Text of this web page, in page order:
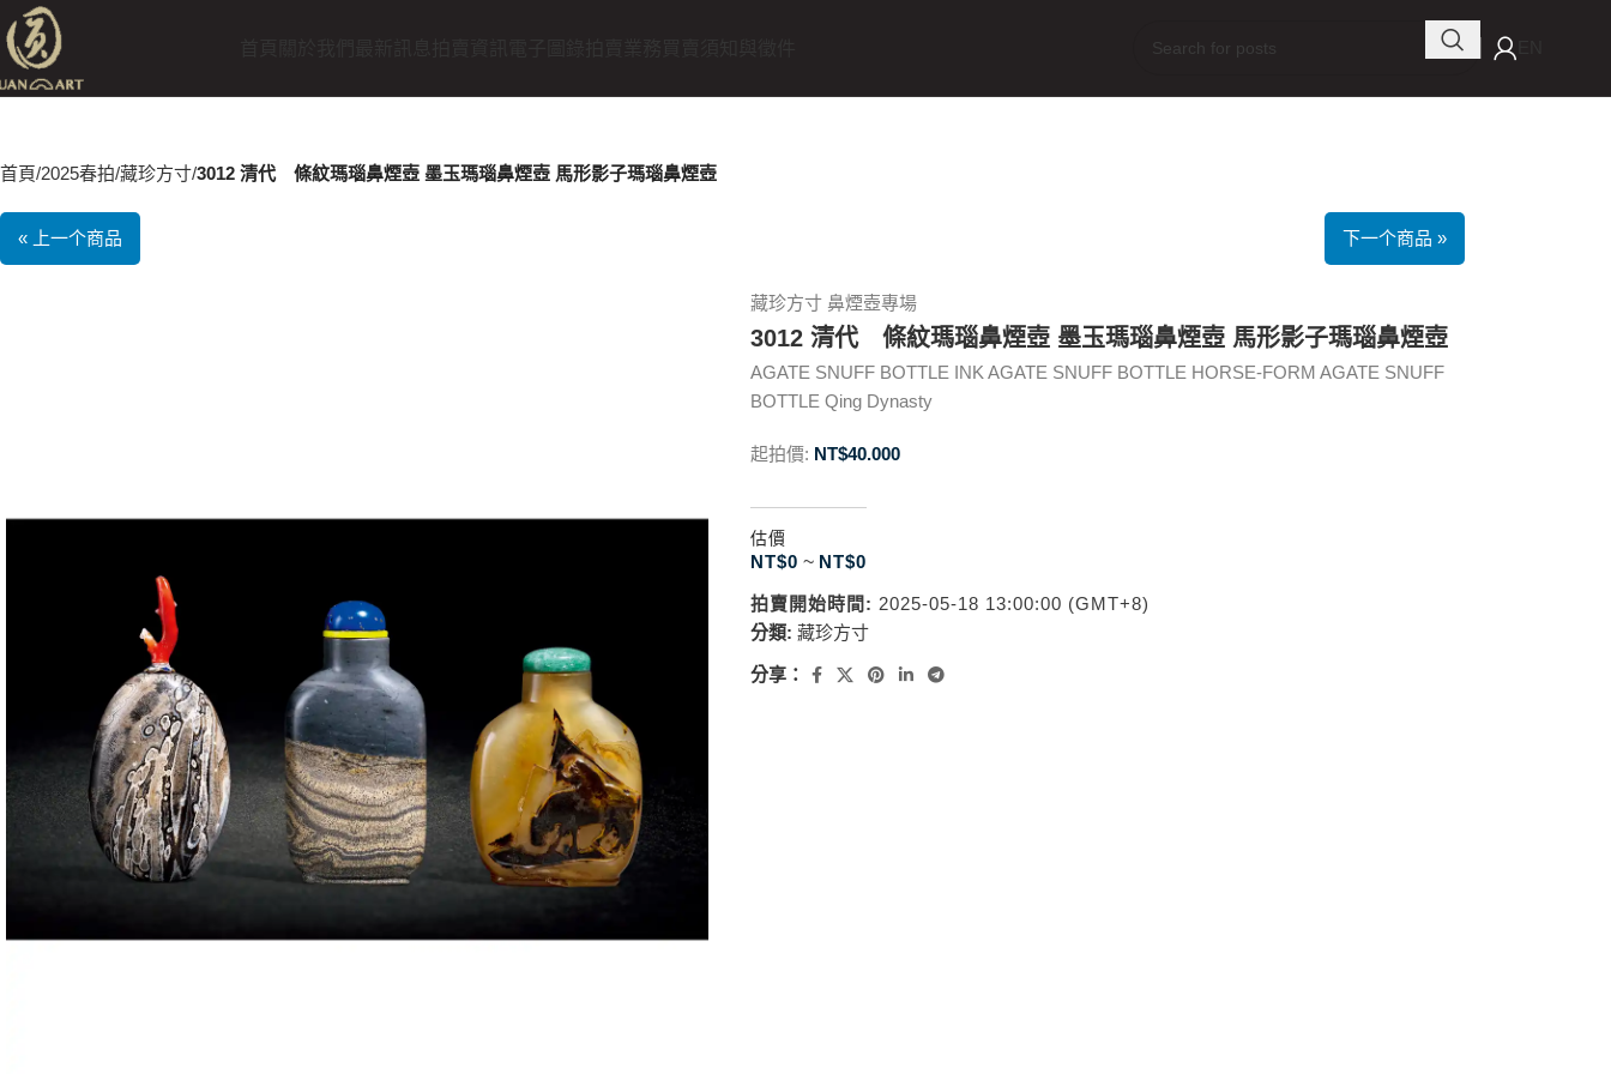
首頁 2025春拍 藏珍方寸 3012 清代 條紋瑪瑙鼻煙壺 墨玉瑪瑙鼻煙壺 馬形影子瑪瑙鼻煙壺
« 上一个商品 下一个商品 »
藏珍方寸 鼻煙壺專場
3012 清代 條紋瑪瑙鼻煙壺 墨玉瑪瑙鼻煙壺 馬形影子瑪瑙鼻煙壺
AGATE SNUFF BOTTLE INK AGATE SNUFF BOTTLE HORSE-FORM AGATE SNUFF
BOTTLE Qing Dynasty
起拍價: NT$40.000
估價
NT$0 ~ NT$0
拍賣開始時間: 2025-05-18 13:00:00 (GMT+8)
分類: 藏珍方寸
分享：